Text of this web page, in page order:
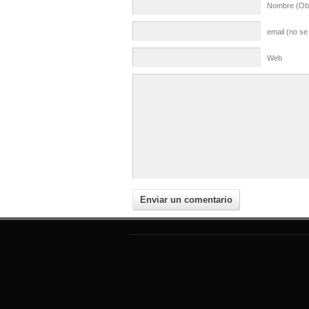
Nombre
email (no
Web